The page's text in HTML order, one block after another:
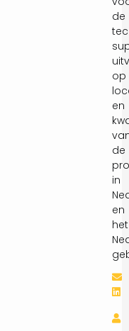
de
op
en
de
in
en
het